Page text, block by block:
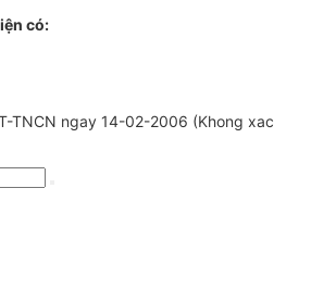
có:
TNCN ngay 14-02-2006 (Khong xac